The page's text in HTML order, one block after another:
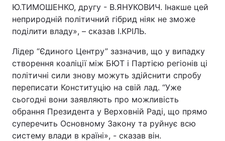
Ю.ТИМОШЕНКО, другу - В.ЯНУКОВИЧ. Інакше цей
неприродній політичний гібрид ніяк не зможе
поділити владу», – сказав І.КРІЛЬ.
Лідер “Єдиного Центру” зазначив, що у випадку
створення коаліції між БЮТ і Партією регіонів ці
політичні сили знову можуть здійснити спробу
переписати Конституцію на свій лад. “Уже
сьогодні вони заявляють про можливість
обрання Президента у Верховній Раді, що прямо
суперечить Основному Закону та руйнує всю
систему влади в країні», - сказав він.